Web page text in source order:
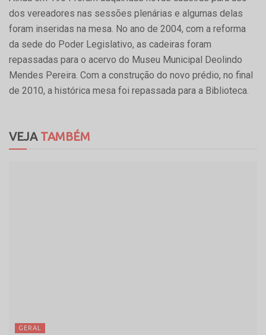
dos vereadores nas sessões plenárias e algumas delas
foram inseridas na mesa. No ano de 2004, com a reforma
da sede do Poder Legislativo, as cadeiras foram
repassadas para o acervo do Museu Municipal Deolindo
Mendes Pereira. Com a construção do novo prédio, no final
de 2010, a histórica mesa foi repassada para a Biblioteca.
VEJATAMBÉM
GERAL